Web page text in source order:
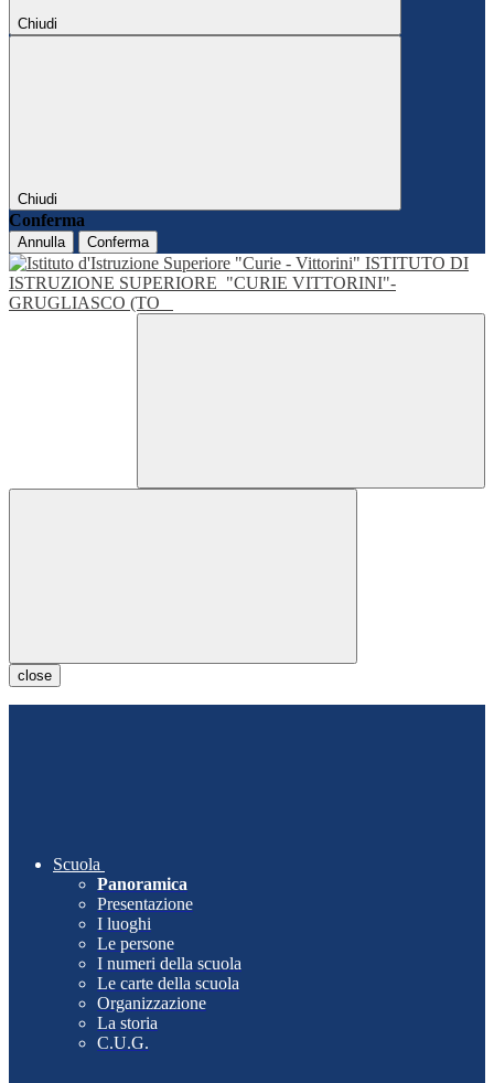
Chiudi
Chiudi
Conferma
Annulla Conferma
ISTITUTO DI
ISTRUZIONE SUPERIORE "CURIE VITTORINI"-
GRUGLIASCO (TO
close
Scuola
Panoramica
Presentazione
I luoghi
Le persone
I numeri della scuola
Le carte della scuola
Organizzazione
La storia
C.U.G.